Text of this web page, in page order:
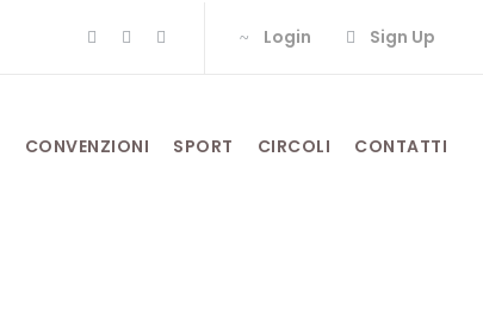
Login Sign Up
CONVENZIONI SPORT CIRCOLI CONTATTI